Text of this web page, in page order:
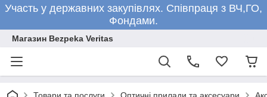
Участь у державних закупівлях. Співпраця з ВЧ,ГО,
Фондами.
Магазин Bezpeka Veritas